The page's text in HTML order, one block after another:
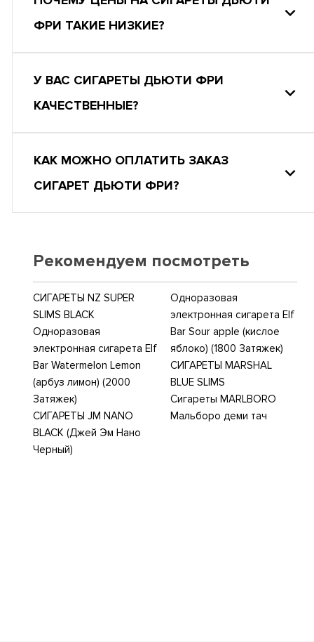
ФРИ ТАКИЕ НИЗКИЕ?
У ВАС СИГАРЕТЫ ДЬЮТИ ФРИ
КАЧЕСТВЕННЫЕ?
КАК МОЖНО ОПЛАТИТЬ ЗАКАЗ
СИГАРЕТ ДЬЮТИ ФРИ?
Рекомендуем посмотреть
СИГАРЕТЫ NZ SUPER
SLIMS BLACK
Одноразовая
электронная сигарета Elf
Bar Watermelon Lemon
(арбуз лимон) (2000
Затяжек)
СИГАРЕТЫ JM NANO
BLACK (Джей Эм Нано
Черный)
Одноразовая
электронная сигарета Elf
Bar Sour apple (кислое
яблоко) (1800 Затяжек)
СИГАРЕТЫ MARSHAL
BLUE SLIMS
Сигареты MARLBORO
Мальборо деми тач